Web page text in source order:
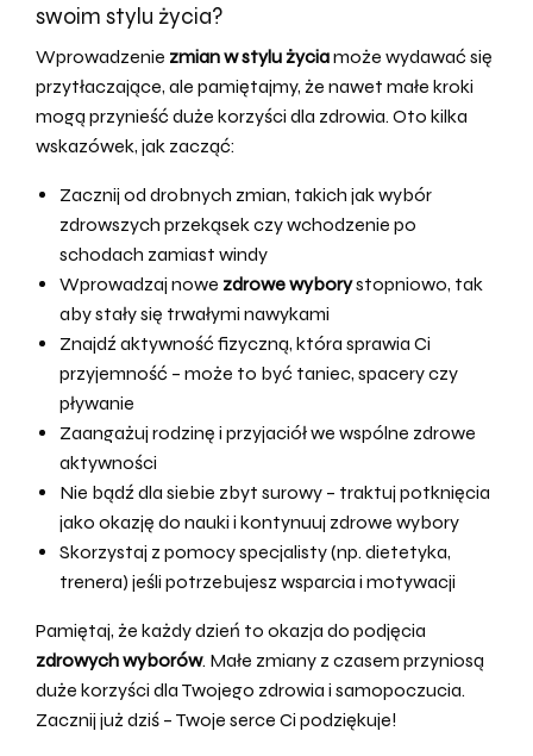
swoim stylu życia?
Wprowadzenie zmian w stylu życiamoże wydawać się
przytłaczające, ale pamiętajmy, że nawet małe kroki
mogą przynieść duże korzyści dla zdrowia. Oto kilka
wskazówek, jak zacząć:
Zacznij od drobnych zmian, takich jak wybór
zdrowszych przekąsek czy wchodzenie po
schodach zamiast windy
Wprowadzaj nowe zdrowe wyborystopniowo, tak
aby stały się trwałymi nawykami
Znajdź aktywność fizyczną, która sprawia Ci
przyjemność – może to być taniec, spacery czy
pływanie
Zaangażuj rodzinę i przyjaciół we wspólne zdrowe
aktywności
Nie bądź dla siebie zbyt surowy – traktuj potknięcia
jako okazję do nauki i kontynuuj zdrowe wybory
Skorzystaj z pomocy specjalisty (np. dietetyka,
trenera) jeśli potrzebujesz wsparcia i motywacji
Pamiętaj, że każdy dzień to okazja do podjęcia
zdrowych wyborów. Małe zmiany z czasem przyniosą
duże korzyści dla Twojego zdrowia i samopoczucia.
Zacznij już dziś – Twoje serce Ci podziękuje!